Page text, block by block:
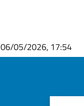
06/05/2026, 17:54